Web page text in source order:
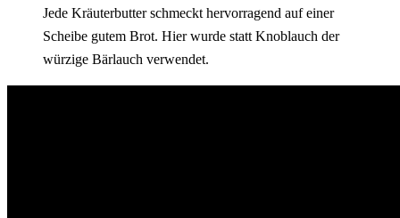
Jede Kräuterbutter schmeckt hervorragend auf einer
Scheibe gutem Brot. Hier wurde statt Knoblauch der
würzige Bärlauch verwendet.